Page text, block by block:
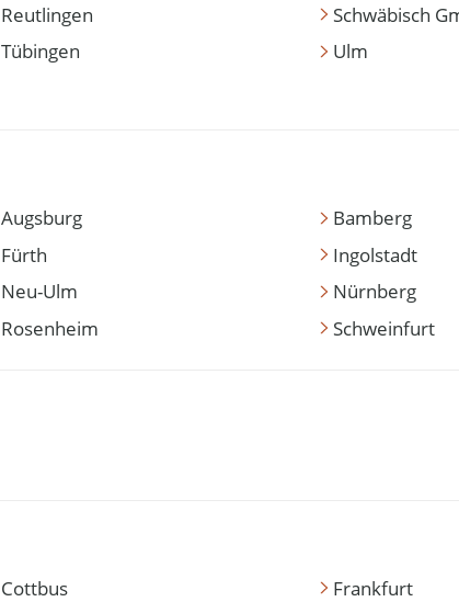
Reutlingen Schwäbisch
Tübingen Ulm
Augsburg Bamberg
Fürth Ingolstadt
Neu-Ulm Nürnberg
Rosenheim Schweinfurt
Cottbus Frankfurt